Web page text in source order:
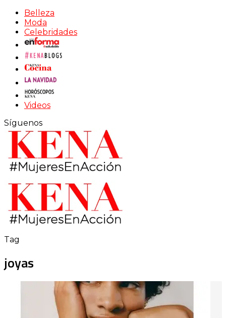
Belleza
Moda
Celebridades
Videos
Síguenos
Tag
joyas